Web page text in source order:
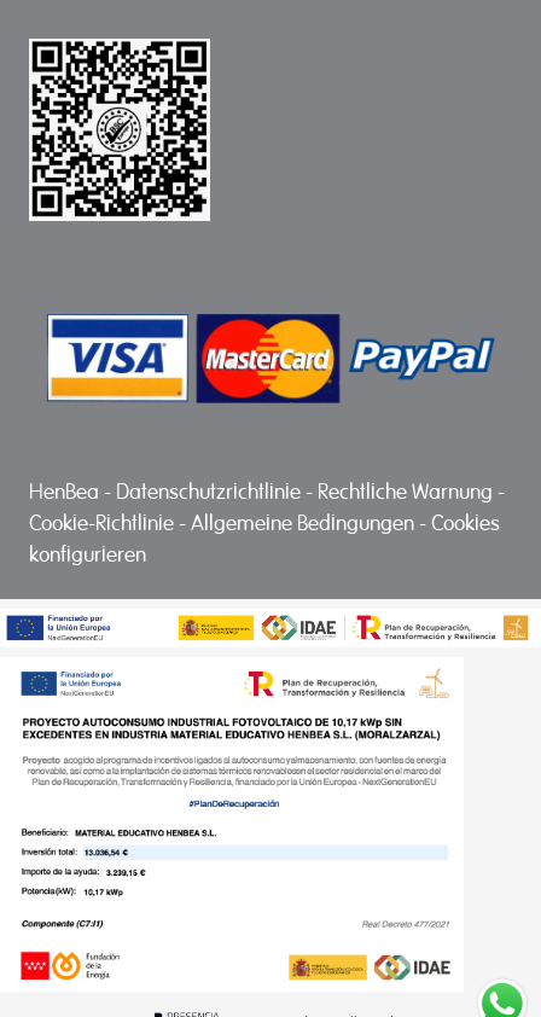
HenBea - Datenschutzrichtlinie - Rechtliche Warnung -
Cookie-Richtlinie -Allgemeine Bedingungen -Cookies
konfigurieren